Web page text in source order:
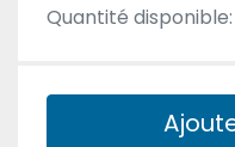
Quantité disponible: